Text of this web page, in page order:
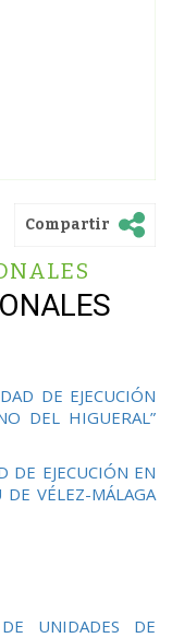
Compartir
DE EJECUCIÓN
DEL HIGUERAL”
EJECUCIÓN EN
DE VÉLEZ-MÁLAGA
UNIDADES DE